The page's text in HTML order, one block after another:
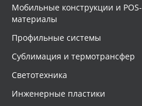
Мобильные конструкции и POS-
материалы
Профильные системы
Сублимация и термотрансфер
Светотехника
Инженерные пластики